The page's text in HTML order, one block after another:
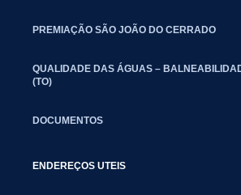
PREMIAÇÃO SÃO JOÃO DO CERRADO
QUALIDADE DAS ÁGUAS –
(TO)
DOCUMENTOS
ENDEREÇOS UTEIS